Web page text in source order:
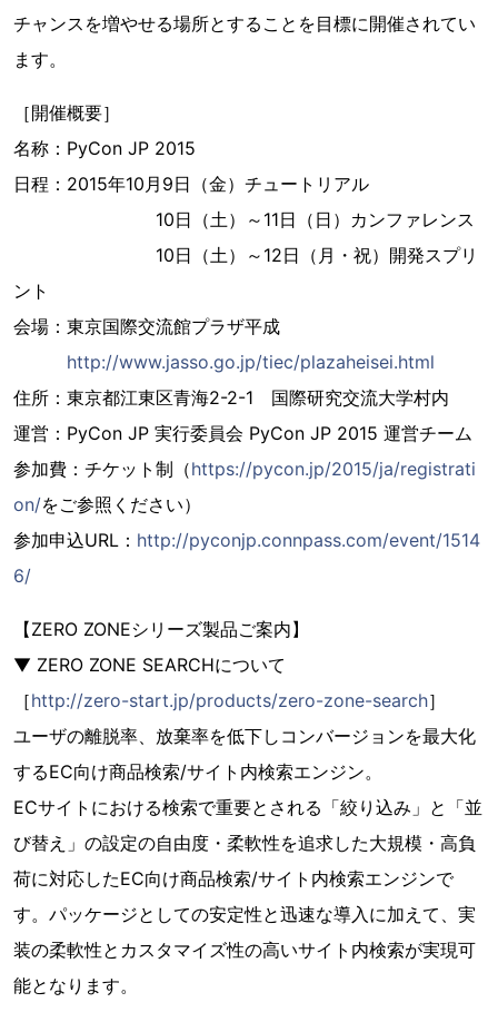
チャンスを増やせる場所とすることを目標に開催されてい
ます。
［開催概要］
名称：PyCon JP 2015
日程：2015年10月9日（金）チュートリアル
10日（土）～11日（日）カンファレンス
10日（土）～12日（月・祝）開発スプリ
ント
会場：東京国際交流館プラザ平成
http://www.jasso.go.jp/tiec/plazaheisei.html
住所：東京都江東区青海2-2-1 国際研究交流大学村内
運営：PyCon JP 実行委員会 PyCon JP 2015 運営チーム
参加費：チケット制（https://pycon.jp/2015/ja/registrati
on/をご参照ください）
参加申込URL： http://pyconjp.connpass.com/event/1514
6/
【ZERO ZONEシリーズ製品ご案内】
▼ ZERO ZONE SEARCHについて
［http://zero-start.jp/products/zero-zone-search］
ユーザの離脱率、放棄率を低下しコンバージョンを最大化
するEC向け商品検索/サイト内検索エンジン。
ECサイトにおける検索で重要とされる「絞り込み」と「並
び替え」の設定の自由度・柔軟性を追求した大規模・高負
荷に対応したEC向け商品検索/サイト内検索エンジンで
す。パッケージとしての安定性と迅速な導入に加えて、実
装の柔軟性とカスタマイズ性の高いサイト内検索が実現可
能となります。